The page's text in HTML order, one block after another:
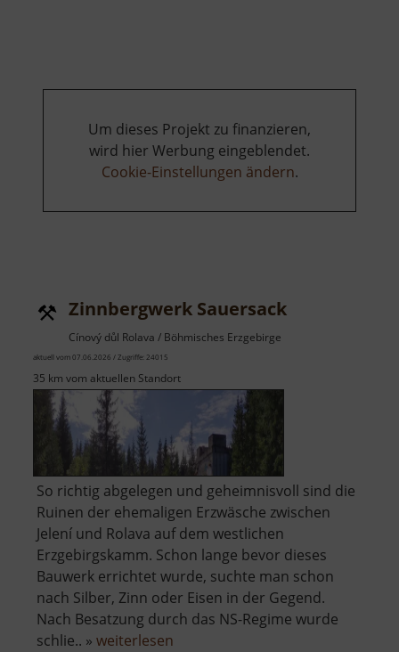
Um dieses Projekt zu finanzieren,
wird hier Werbung eingeblendet.
Cookie-Einstellungen ändern.
Zinnbergwerk Sauersack
Cínový důl Rolava / Böhmisches Erzgebirge
aktuell vom 07.06.2026 / Zugriffe: 24015
35 km vom aktuellen Standort
So richtig abgelegen und geheimnisvoll sind die
Ruinen der ehemaligen Erzwäsche zwischen
Jelení und Rolava auf dem westlichen
Erzgebirgskamm. Schon lange bevor dieses
Bauwerk errichtet wurde, suchte man schon
nach Silber, Zinn oder Eisen in der Gegend.
Nach Besatzung durch das NS-Regime wurde
schlie.. » weiterlesen